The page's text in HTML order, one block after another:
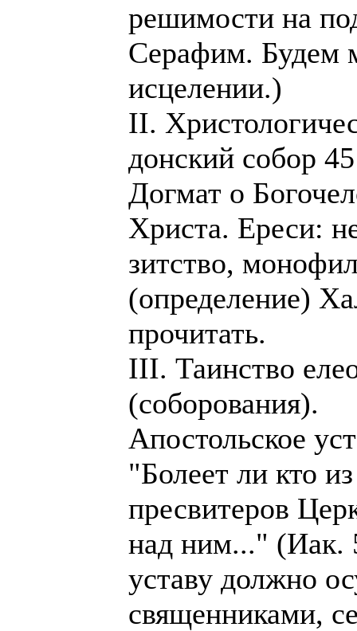
решимости на
Серафим. Будем
исцелении.)
II.
донский собор
Догмат о
Христа. Ереси:
зитство,
(определение)
прочитать.
III. Таинство
(соборования).
Апостольское
"Болеет ли кто
пресвитеров
над ним..." (Иак.
уставу должно
священниками,